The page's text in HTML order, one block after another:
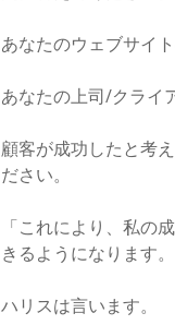
あなたのウェブサイ
あなたの上司/クライ
顧客が成功したと考
ださい。
「これにより、私の
きるようになります。
ハリスは言います。